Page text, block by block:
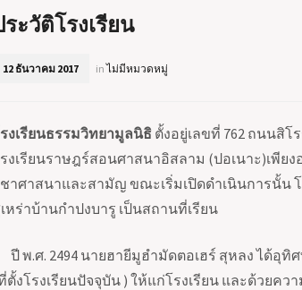
ะวัติโรงเรียน
12 ธันวาคม 2017 inไม่มีหมวดหมู่
งเรียนธรรมวิทยามูลนิธิ ตั้งอยู่เลขที่ 762 ถนนสิโร
งเรียนราษฎร์สอนศาสนาอิสลาม (ปอเนาะ)เพีย
าศาสนาและสามัญ ขณะเริ่มเปิดดำเนินการนั้น
หร่าบ้านกำปงบารู เป็นสถานที่เรียน
ปี พ.ศ. 2494 นายฮายีมูฮำมัดตอเฮร์ สุหลง ได้อุทิ
ตั้งโรงเรียนปัจจุบัน ) ให้แก่โรงเรียน และด้วย